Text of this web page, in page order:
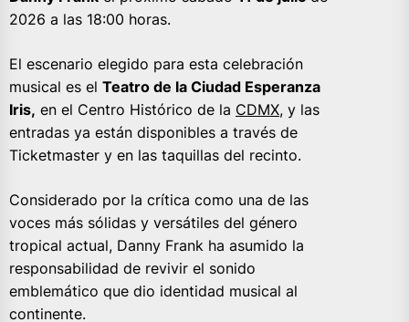
2026 a las 18:00 horas.
El escenario elegido para esta celebración
musical es el Teatro de la Ciudad Esperanza
Iris, en el Centro Histórico de la CDMX, y las
entradas ya están disponibles a través de
Ticketmaster y en las taquillas del recinto.
Considerado por la crítica como una de las
voces más sólidas y versátiles del género
tropical actual, Danny Frank ha asumido la
responsabilidad de revivir el sonido
emblemático que dio identidad musical al
continente.